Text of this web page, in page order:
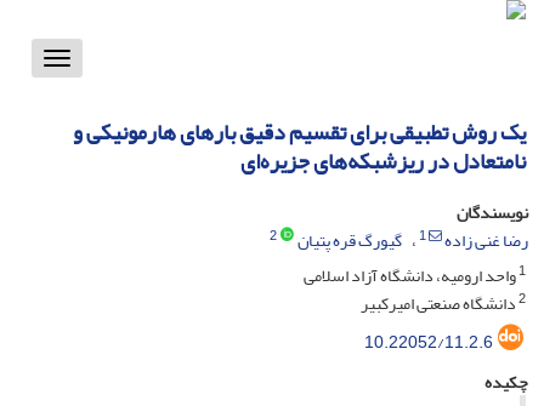
Toggle
یک روش تطبیقی برای تقسیم دقیق بار‌های هارمونیکی و
نامتعادل در ریزشبکه‌های جزیره‌ای
نویسندگان
رضا غنی زاده
1 گیورگ قره پتیان
2
1واحد ارومیه، دانشگاه آزاد اسلامی
2دانشگاه صنعتی امیر‌کبیر
10.22052/11.2.6
چکیده